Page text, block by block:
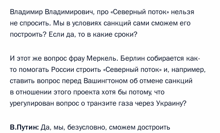
Владимир Владимирович, про «Северный поток» нельзя
не спросить. Мы в условиях санкций сами сможем его
построить? Если да, то в какие сроки?
И этот же вопрос фрау Меркель. Берлин собирается как-
то помогать России строить «Северный поток» и, например,
ставить вопрос перед Вашингтоном об отмене санкций
в отношении этого проекта хотя бы потому, что
урегулирован вопрос о транзите газа через Украину?
В.Путин: Да, мы, безусловно, сможем достроить